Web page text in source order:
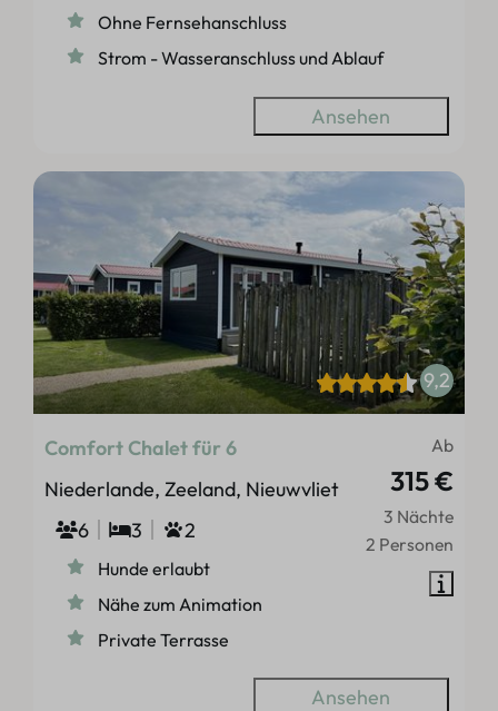
Ohne Fernsehanschluss
Strom - Wasseranschluss und Ablauf
Ansehen
9,2
Ab
315 €
3 Nächte
2 Personen
Comfort Chalet für 6
Niederlande, Zeeland, Nieuwvliet
6
3 2
Hunde erlaubt
Nähe zum Animation
Private Terrasse
Ansehen